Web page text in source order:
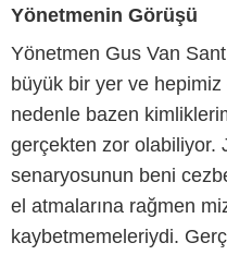
Yönetmenin Görüşü
Yönetmen Gus Van
büyük bir yer ve hepimiz
nedenle bazen
gerçekten zor olabiliyor.
senaryosunun beni
el atmalarına rağmen
kaybetmemeleriydi.